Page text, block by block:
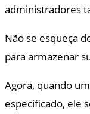
administradores
Não se esqueça
para armazenar
Agora, quando
especificado, ele